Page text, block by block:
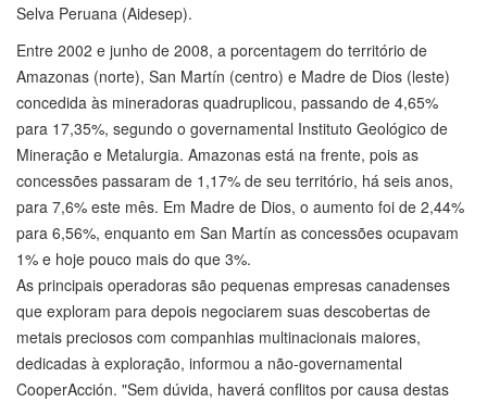
Selva Peruana (Aidesep).
Entre 2002 e junho de 2008, a porcentagem do território de
Amazonas (norte), San Martín (centro) e Madre de Dios (leste)
concedida às mineradoras quadruplicou, passando de 4,65%
para 17,35%, segundo o governamental Instituto Geológico de
Mineração e Metalurgia. Amazonas está na frente, pois as
concessões passaram de 1,17% de seu território, há seis anos,
para 7,6% este mês. Em Madre de Dios, o aumento foi de 2,44%
para 6,56%, enquanto em San Martín as concessões ocupavam
1% e hoje pouco mais do que 3%.
As principais operadoras são pequenas empresas canadenses
que exploram para depois negociarem suas descobertas de
metais preciosos com companhias multinacionais maiores,
dedicadas à exploração, informou a não-governamental
CooperAcción. "Sem dúvida, haverá conflitos por causa destas